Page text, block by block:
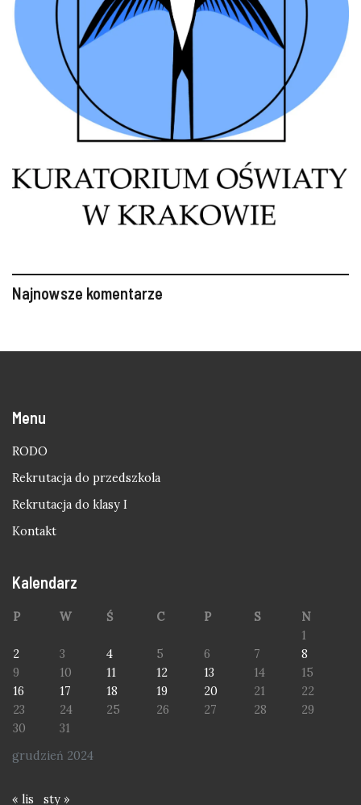
Najnowsze komentarze
Menu
RODO
Rekrutacja do przedszkola
Rekrutacja do klasy I
Kontakt
Kalendarz
grudzień 2024
P W Ś C P S
N
1
2
3 4 5 6 7
8
9
10 11 12 13 14
15
16
17 18 19 20 21
22
23
24 25 26 27 28
29
30
31
« lis sty »